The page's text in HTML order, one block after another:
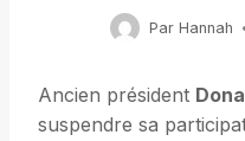
Par Hannah
Ancien président
suspendre sa